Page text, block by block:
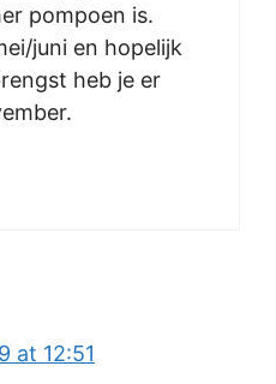
pompoen is.
juni en hopelijk
heb je er
at 12:51